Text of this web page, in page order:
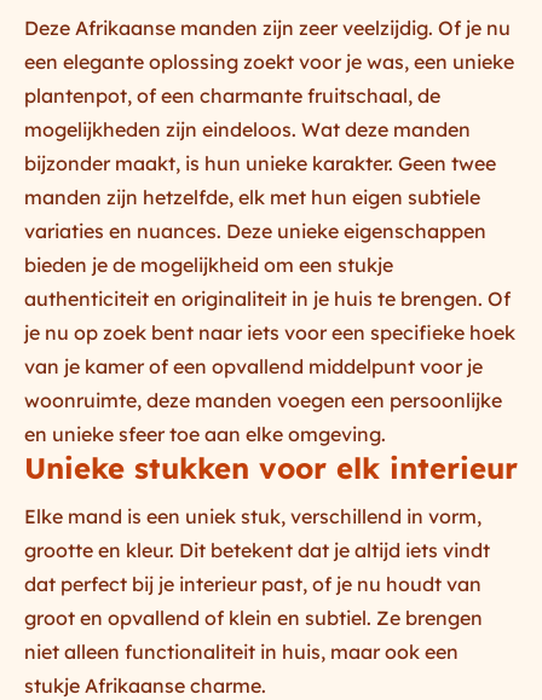
Deze Afrikaanse manden zijn zeer veelzijdig. Of je nu
een elegante oplossing zoekt voor je was, een unieke
plantenpot, of een charmante fruitschaal, de
mogelijkheden zijn eindeloos. Wat deze manden
bijzonder maakt, is hun unieke karakter. Geen twee
manden zijn hetzelfde, elk met hun eigen subtiele
variaties en nuances. Deze unieke eigenschappen
bieden je de mogelijkheid om een stukje
authenticiteit en originaliteit in je huis te brengen. Of
je nu op zoek bent naar iets voor een specifieke hoek
van je kamer of een opvallend middelpunt voor je
woonruimte, deze manden voegen een persoonlijke
en unieke sfeer toe aan elke omgeving.
Unieke stukken voor elk interieur
Elke mand is een uniek stuk, verschillend in vorm,
grootte en kleur. Dit betekent dat je altijd iets vindt
dat perfect bij je interieur past, of je nu houdt van
groot en opvallend of klein en subtiel. Ze brengen
niet alleen functionaliteit in huis, maar ook een
stukje Afrikaanse charme.